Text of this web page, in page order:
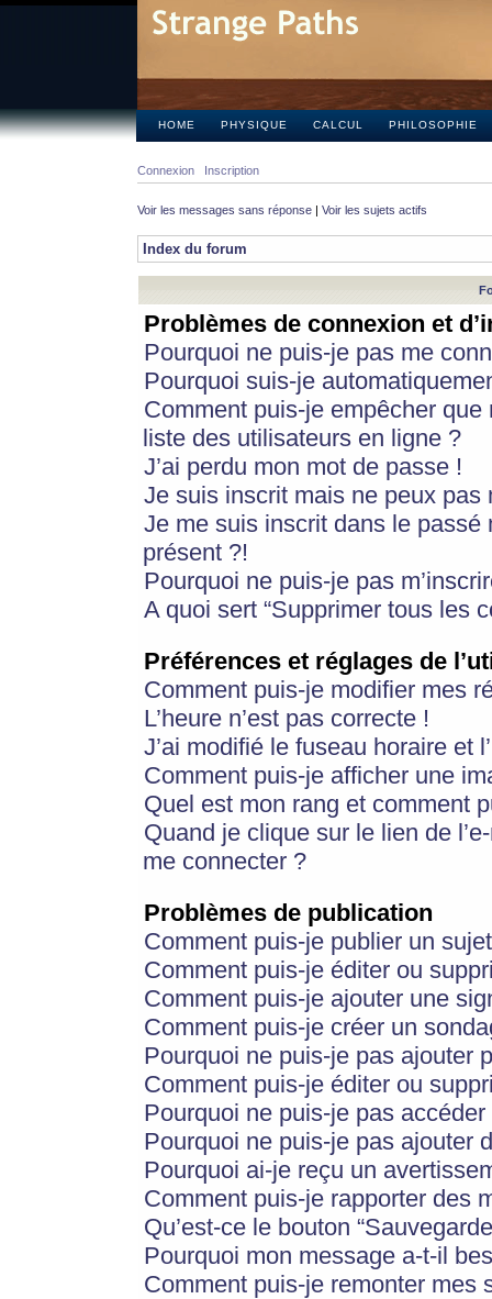
HOME PHYSIQUE CALCUL PHILOSOPHIE
Connexion Inscription
Voir les messages sans réponse | Voir les sujets actifs
Index du forum
Problèmes de connexion et
Pourquoi ne puis-je pas me
Pourquoi suis-je
Comment puis-je empêcher
liste des utilisateurs en ligne ?
J’ai perdu mon mot de passe !
Je suis inscrit mais ne peux pas
Je me suis inscrit dans le
présent ?!
Pourquoi ne puis-je pas
A quoi sert “Supprimer tous les
Préférences et réglages de
Comment puis-je modifier mes
L’heure n’est pas correcte !
J’ai modifié le fuseau horaire et
Comment puis-je afficher une
Quel est mon rang et comment
Quand je clique sur le lien de
me connecter ?
Problèmes de publication
Comment puis-je publier un
Comment puis-je éditer ou
Comment puis-je ajouter une
Comment puis-je créer un
Pourquoi ne puis-je pas ajouter
Comment puis-je éditer ou
Pourquoi ne puis-je pas
Pourquoi ne puis-je pas ajouter
Pourquoi ai-je reçu un
Comment puis-je rapporter des
Qu’est-ce le bouton
Pourquoi mon message a-t-il
Comment puis-je remonter mes